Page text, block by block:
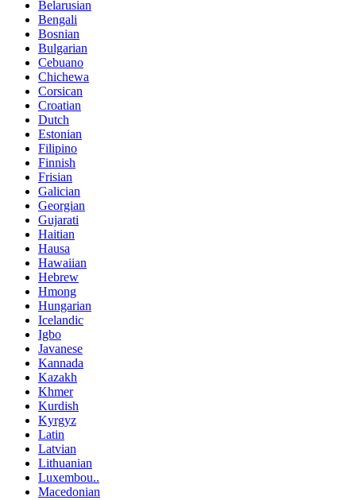
Belarusian
Bengali
Bosnian
Bulgarian
Cebuano
Chichewa
Corsican
Croatian
Dutch
Estonian
Filipino
Finnish
Frisian
Galician
Georgian
Gujarati
Haitian
Hausa
Hawaiian
Hebrew
Hmong
Hungarian
Icelandic
Igbo
Javanese
Kannada
Kazakh
Khmer
Kurdish
Kyrgyz
Latin
Latvian
Lithuanian
Luxembou..
Macedonian